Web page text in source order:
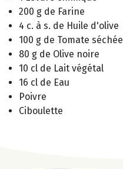
200 g de Farine
4 c. à s. de Huile d'olive
100 g de Tomate séchée
80 g de Olive noire
10 cl de Lait végétal
16 cl de Eau
Poivre
Ciboulette